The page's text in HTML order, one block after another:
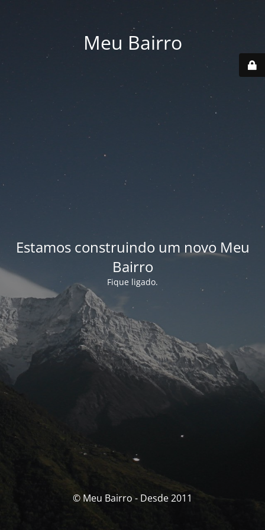
Meu Bairro
Estamos construindo um novo Meu
Bairro
Fique ligado.
© Meu Bairro - Desde 2011